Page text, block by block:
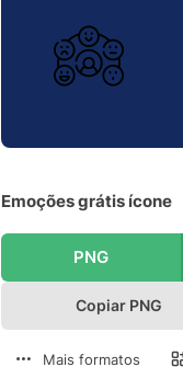
Emoções grátis ícone
PNG
Copiar PNG
Mais formatos